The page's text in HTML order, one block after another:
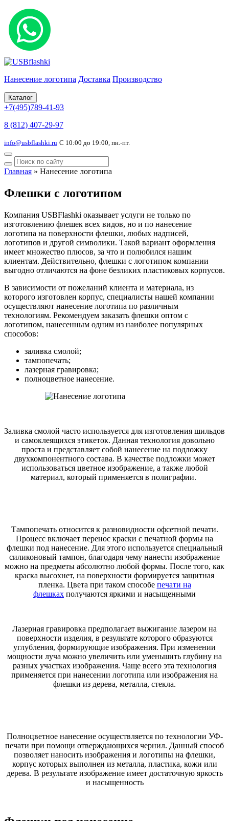
Нанесение логотипа Доставка Производство
Каталог
+7(495)789-41-93
8 (812) 407-29-97
info@usbflashki.ru С 10:00 до 19:00, пн.-пт.
Главная » Нанесение логотипа
Флешки с логотипом
Компания USBFlashki оказывает услуги не только по
изготовлению флешек всех видов, но и по нанесение
логотипа на поверхности флешки, любых надписей,
логотипов и другой символики. Такой вариант оформления
имеет множество плюсов, за что и полюбился нашим
клиентам. Действительно, флешки с логотипом компании
выгодно отличаются на фоне безликих пластиковых корпусов.
В зависимости от пожеланий клиента и материала, из
которого изготовлен корпус, специалисты нашей компании
осуществляют нанесение логотипа по различным
технологиям. Рекомендуем заказать флешки оптом с
логотипом, нанесенным одним из наиболее популярных
способов:
заливка смолой;
тампопечать;
лазерная гравировка;
полноцветное нанесение.
Заливка смолой часто используется для изготовления шильдов
и самоклеящихся этикеток. Данная технология довольно
проста и представляет собой нанесение на подложку
двухкомпонентного состава. В качестве подложки может
использоваться цветное изображение, а также любой
материал, который применяется в полиграфии.
Тампопечать относится к разновидности офсетной печати.
Процесс включает перенос краски с печатной формы на
флешки под нанесение. Для этого используется специальный
силиконовый тампон, благодаря чему нанести изображение
можно на предметы абсолютно любой формы. После того, как
краска высохнет, на поверхности формируется защитная
пленка. Цвета при таком способе печати на
флешках получаются яркими и насыщенными
Лазерная гравировка предполагает выжигание лазером на
поверхности изделия, в результате которого образуются
углубления, формирующие изображения. При изменении
мощности луча можно увеличить или уменьшить глубину на
разных участках изображения. Чаще всего эта технология
применяется при нанесении логотипа или изображения на
флешки из дерева, металла, стекла.
Полноцветное нанесение осуществляется по технологии УФ-
печати при помощи отверждающихся чернил. Данный способ
позволяет наносить изображения и логотипы на флешки,
корпус которых выполнен из металла, пластика, кожи или
дерева. В результате изображение имеет достаточную яркость
и насыщенность